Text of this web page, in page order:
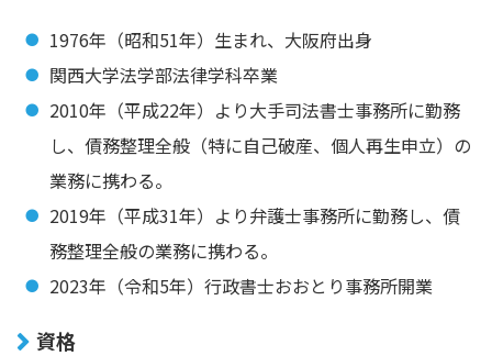
1976年（昭和51年）生まれ、大阪府出身
関西大学法学部法律学科卒業
2010年（平成22年）より大手司法書士事務所に勤務
し、債務整理全般（特に自己破産、個人再生申立）の
業務に携わる。
2019年（平成31年）より弁護士事務所に勤務し、債
務整理全般の業務に携わる。
2023年（令和5年）行政書士おおとり事務所開業
資格